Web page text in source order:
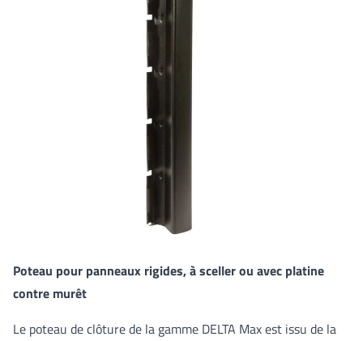
Poteau pour panneaux rigides, à sceller ou avec platine
contre murêt
Le poteau de clôture de la gamme DELTA Max est issu de la